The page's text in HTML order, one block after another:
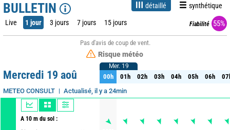
BULLETIN détaillé synthétique
Live 1 jour 3 jours 7 jours 15 jours Fiabilité 55%
Pas d'avis de coup de vent.
Risque météo
Mercredi 19 aoû
METEO CONSULT Actualisé, il y a 24min
A 10 m du sol :
Mer. 19
00h 01h 02h 03h 04h 05h 06h
Mer. 19
00h 01h 02h 03h 04h 05h 06h